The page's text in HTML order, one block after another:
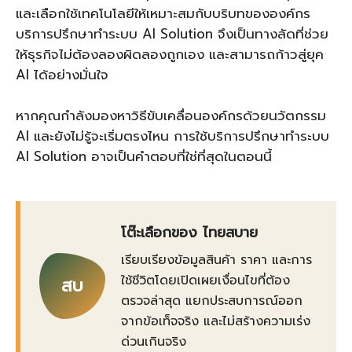
และเลือกใช้เทคโนโลยีให้เหมาะสมกับบริบทขององค์กร
บริการปรึกษาทำระบบ AI Solution จึงเป็นทางลัดที่ช่วย
ให้ธุรกิจไม่ต้องลองผิดลองถูกเอง และสามารถก้าวสู่ยุค
AI ได้อย่างมั่นใจ
หากคุณกำลังมองหาวิธีขับเคลื่อนองค์กรด้วยนวัตกรรม
AI และยังไม่รู้จะเริ่มตรงไหน การใช้บริการปรึกษาทำระบบ
AI Solution อาจเป็นคำตอบที่ใช่ที่สุดในตอนนี้
สบ
โต๊ะเลือกของ ไทยสบาย
เรียบเรียงข้อมูลสินค้า ราคา และการ
ใช้ชีวิตโดยเปิดเผยเงื่อนไขที่ต้อง
ตรวจล่าสุด แยกประสบการณ์ออก
จากข้อเท็จจริง และไม่สร้างความเร่ง
ด่วนเกินจริง